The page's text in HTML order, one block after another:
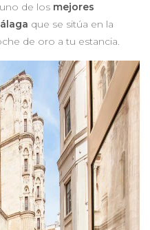
de los mejores
que se sitúa en la
de oro a tu estancia.